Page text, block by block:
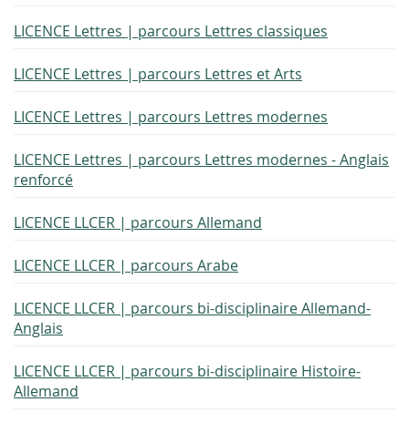
LICENCE Lettres | parcours Lettres classiques
LICENCE Lettres | parcours Lettres et Arts
LICENCE Lettres | parcours Lettres modernes
LICENCE Lettres | parcours Lettres modernes - Anglais
renforcé
LICENCE LLCER | parcours Allemand
LICENCE LLCER | parcours Arabe
LICENCE LLCER | parcours bi-disciplinaire Allemand-
Anglais
LICENCE LLCER | parcours bi-disciplinaire Histoire-
Allemand